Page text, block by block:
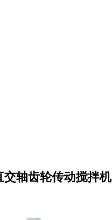
交轴齿轮传动搅拌机